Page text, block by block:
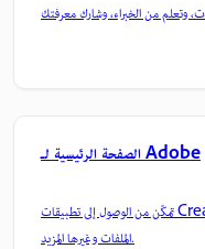
الصفحة الرئيسية لـ Adobe
تمكّن من الوصول إلى تطبيقات Creative Cloud وخدماتها المفضلة بالإضافة إلى إدارة
الملفات وغيرها المزيد.